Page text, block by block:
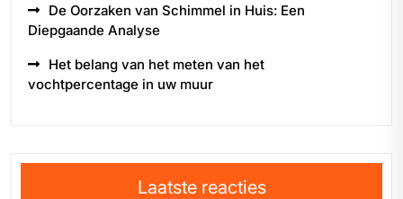
De Oorzaken van Schimmel in Huis: Een
Diepgaande Analyse
Het belang van het meten van het
vochtpercentage in uw muur
Laatste reacties